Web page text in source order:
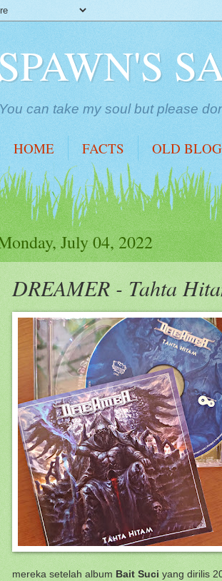
You can take my soul but please
HOME FACTS OLD BLOG
July 04, 2022
DREAMER - Tahta
mereka setelah album Bait Suci yang dirilis